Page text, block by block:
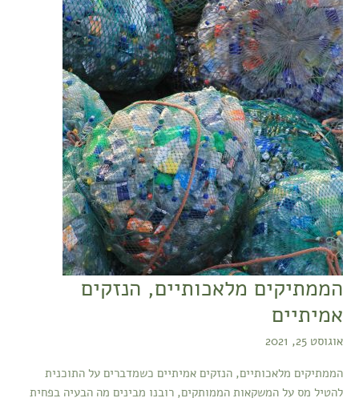
הממתיקים מלאכותיים, הנזקים
אמיתיים
אוגוסט 25, 2021
הממתיקים מלאכותיים, הנזקים אמיתיים כשמדברים על התוכנית
להטיל מס על המשקאות הממותקים, רובנו מבינים מה הבעיה בפחית
הממתיקים
מלאכותיים,
הנזקים
אמיתיים